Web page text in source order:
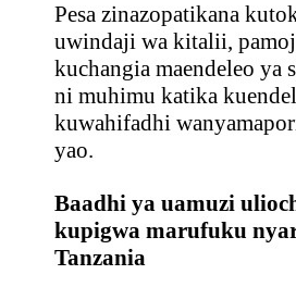
Pesa zinazopatikana
uwindaji wa kitalii,
kuchangia maendeleo ya
ni muhimu katika
kuwahifadhi
yao.
Baadhi ya uamuzi
kupigwa marufuku
Tanzania